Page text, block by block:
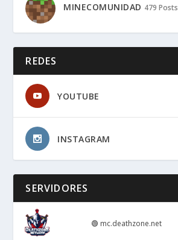
MINECOMUNIDAD 479 Posts
REDES
YOUTUBE
INSTAGRAM
SERVIDORES
🟢 mc.deathzone.net